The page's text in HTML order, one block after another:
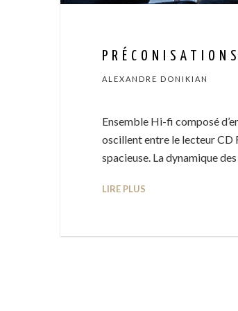
ALEXANDRE DONIKIAN
Ensemble Hi-fi composé
oscillent entre le lecteur CD
spacieuse. La dynamique
LIRE PLUS